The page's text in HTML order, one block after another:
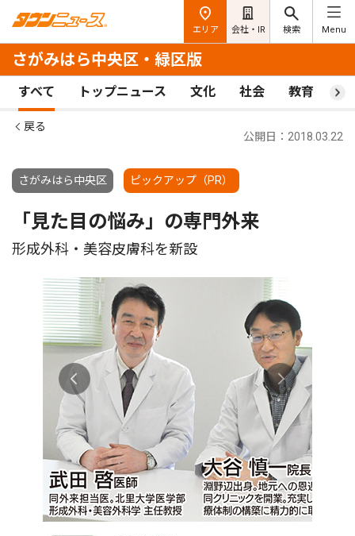
エリア 会社・IR 検索 Menu
さがみはら中央区・緑区版
すべて トップニュース 文化 社会 教育 ス
戻る
さがみはら中央区 ピックアップ（PR）
公開日：2018.03.22
「見た目の悩み」の専門外来
形成外科・美容皮膚科を新設